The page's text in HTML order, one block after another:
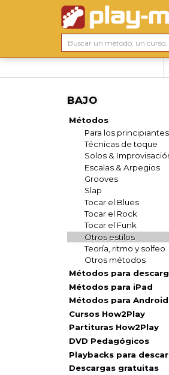
BAJO
Métodos
Para los principiantes
Técnicas de toque
Solos &
Escalas & Arpegios
Grooves
Slap
Tocar el Blues
Tocar el Rock
Tocar el Funk
Otros estilos
Teoría, ritmo y solfeo
Otros métodos
Métodos para
Métodos para iPad
Métodos para Android
Cursos How2Play
Partituras How2Play
DVD Pedagógicos
Playbacks para
Descargas gratuitas